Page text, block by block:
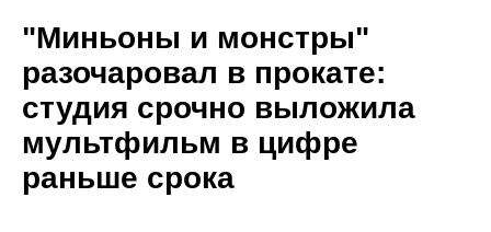
"Миньоны и монстры"
разочаровал в прокате:
студия срочно выложила
мультфильм в цифре
раньше срока